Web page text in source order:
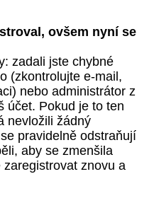
ovšem nyní se
zadali jste chybné
(zkontrolujte e-mail,
nebo administrátor z
účet. Pokud je to ten
nevložili žádný
pravidelně odstraňují
aby se zmenšila
znovu a